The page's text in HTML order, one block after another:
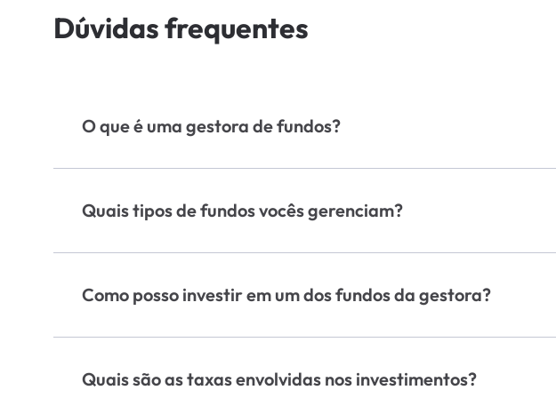
Detalhamento de Taxas - Empiricus Global Real Return
Termo de Adesão de Fundo
Quer receber diversas lâminas?
Acesse a Central de Lâminas
Dúvidas frequentes
O que é uma gestora de fundos?
Uma gestora de fundos é uma empresa especializada em
retornos sobre os investimentos enquanto minimiza os riscos.
Quais tipos de fundos vocês gerenciam?
Gerenciamos diversos tipos de fundos, incluindo fundos de
criptomoedas.
Como posso investir em um dos fundos da gestora?
Para investir em nossos fundos, você deve abrir uma conta em
adesão e selecionar o fundo de sua preferência.
Quais são as taxas envolvidas nos investimentos?